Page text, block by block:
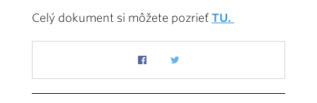
Celý dokument si môžete pozrieť TU.